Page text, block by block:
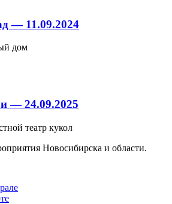
— 11.09.2024
дом
— 24.09.2025
театр кукол
Новосибирска и области.